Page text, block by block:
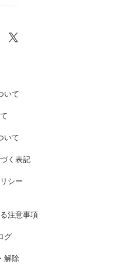
いて
いて
く表記
シー
注意事項
グ
解除